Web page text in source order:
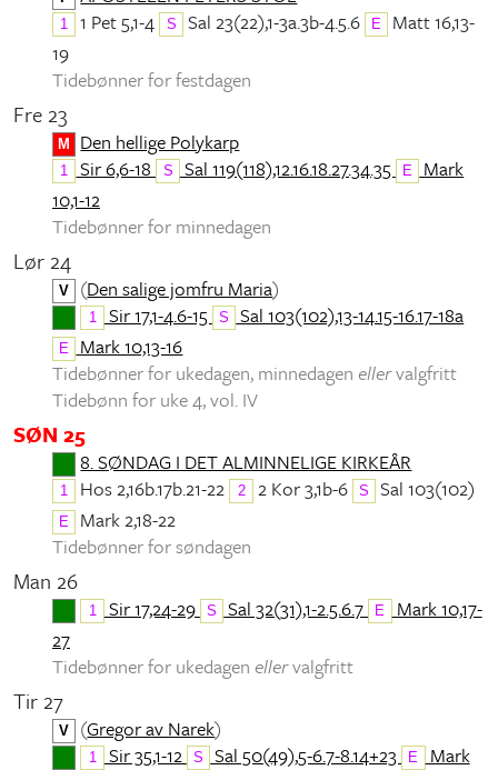
1 1 Pet 5,1-4 S Sal 23(22),1-3a.3b-4.5.6 E
Matt 16,13-
19
Tidebønner for festdagen
Fre 23
M Den hellige Polykarp
1 Sir 6,6-18 S Sal 119(118),12.16.18.27.34.35 E
Mark
10,1-12
Tidebønner for minnedagen
Lør 24
V (Den salige jomfru Maria)
1 Sir 17,1-4.6-15 S Sal 103(102),13-14.15-16.17-18a
E
Mark 10,13-16
Tidebønner for ukedagen, minnedagen ellervalgfritt
Tidebønn for uke 4, vol. IV
SØN 25
8. SØNDAG I DET ALMINNELIGE KIRKEÅR
1 Hos 2,16b.17b.21-22 2 2 Kor 3,1b-6 S Sal 103(102)
E
Mark 2,18-22
Tidebønner for søndagen
Man 26
1 Sir 17,24-29 S Sal 32(31),1-2.5.6.7 E Mark 10,17-
27
Tidebønner for ukedagen ellervalgfritt
Tir 27
V (Gregor av Narek)
1 Sir 35,1-12 S Sal 50(49),5-6.7-8.14+23 E Mark